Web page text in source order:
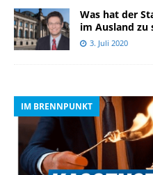
Was hat der
im Ausland zu
3. Juli 2020
IM BRENNPUNKT